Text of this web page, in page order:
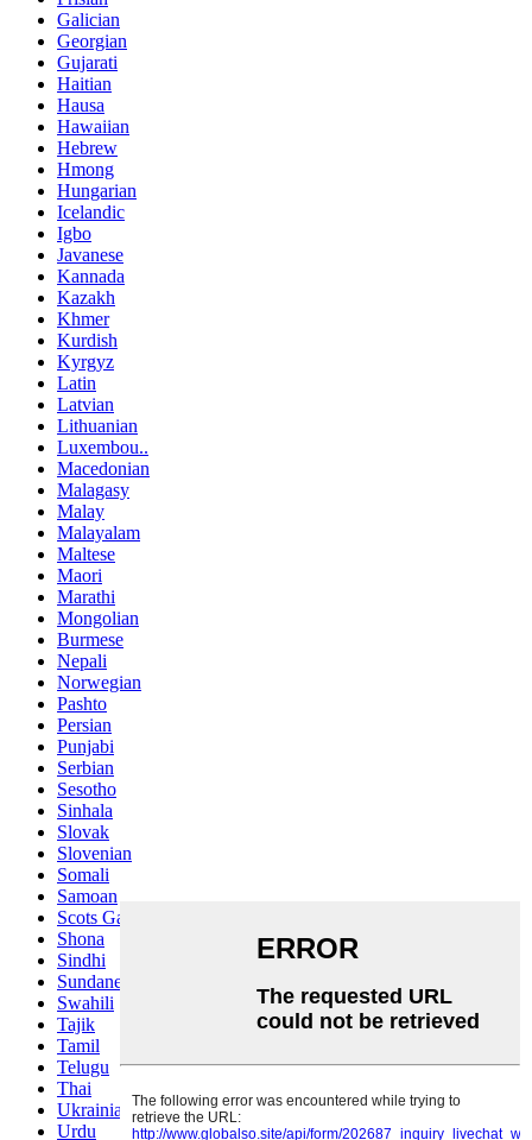
Galician
Georgian
Gujarati
Haitian
Hausa
Hawaiian
Hebrew
Hmong
Hungarian
Icelandic
Igbo
Javanese
Kannada
Kazakh
Khmer
Kurdish
Kyrgyz
Latin
Latvian
Lithuanian
Luxembou..
Macedonian
Malagasy
Malay
Malayalam
Maltese
Maori
Marathi
Mongolian
Burmese
Nepali
Norwegian
Pashto
Persian
Punjabi
Serbian
Sesotho
Sinhala
Slovak
Slovenian
Somali
Samoan
Scots Gaelic
Shona
Sindhi
Sundanese
Swahili
Tajik
Tamil
Telugu
Thai
Ukrainian
Urdu